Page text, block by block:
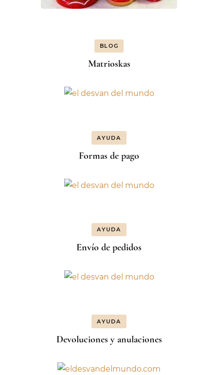
BLOG
Matrioskas
AYUDA
Formas de pago
AYUDA
Envío de pedidos
AYUDA
Devoluciones y anulaciones